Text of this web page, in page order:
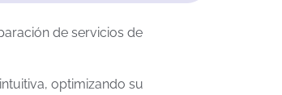
de servicios de
optimizando su